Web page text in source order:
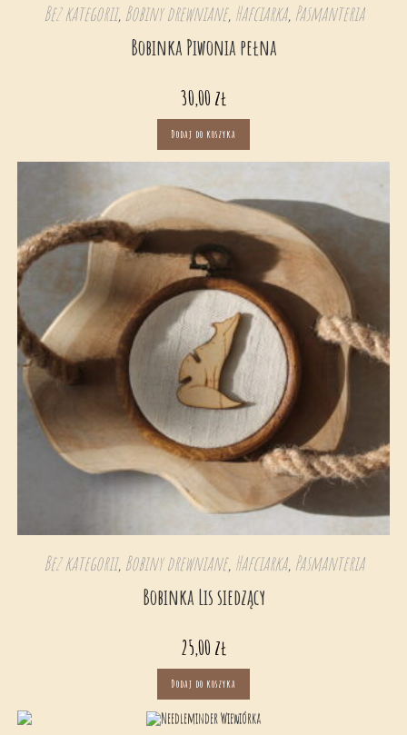
Bez kategorii, Bobiny drewniane, Hafciarka, Pasmanteria
Bobinka Piwonia pełna
30,00 zł
Dodaj do koszyka
Bez kategorii, Bobiny drewniane, Hafciarka, Pasmanteria
Bobinka Lis siedzący
25,00 zł
Dodaj do koszyka